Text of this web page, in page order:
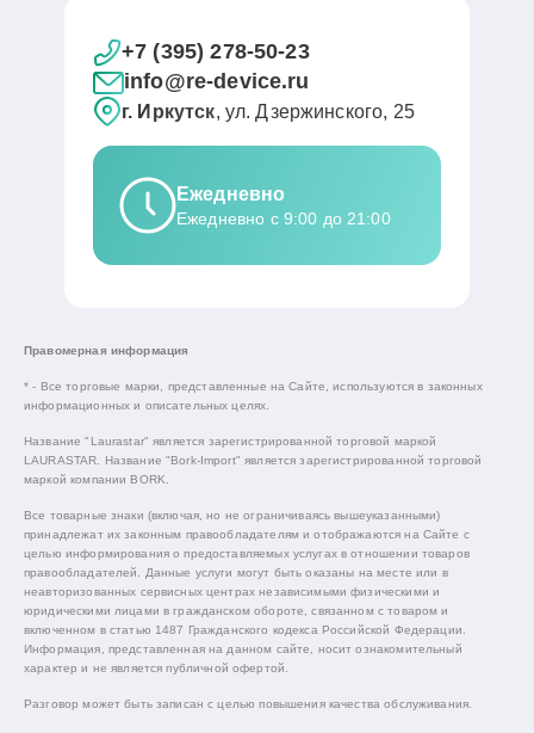
+7 (395) 278-50-23
info@re-device.ru
г. Иркутск, ул. Дзержинского, 25
Ежедневно
Ежедневно с 9:00 до 21:00
Правомерная информация
* - Все торговые марки, представленные на Сайте, используются в законных
информационных и описательных целях.
Название "Laurastar" является зарегистрированной торговой маркой
LAURASTAR. Название "Bork-Import" является зарегистрированной торговой
маркой компании BORK.
Все товарные знаки (включая, но не ограничиваясь вышеуказанными)
принадлежат их законным правообладателям и отображаются на Сайте с
целью информирования о предоставляемых услугах в отношении товаров
правообладателей. Данные услуги могут быть оказаны на месте или в
неавторизованных сервисных центрах независимыми физическими и
юридическими лицами в гражданском обороте, связанном с товаром и
включенном в статью 1487 Гражданского кодекса Российской Федерации.
Информация, представленная на данном сайте, носит ознакомительный
характер и не является публичной офертой.
Разговор может быть записан с целью повышения качества обслуживания.